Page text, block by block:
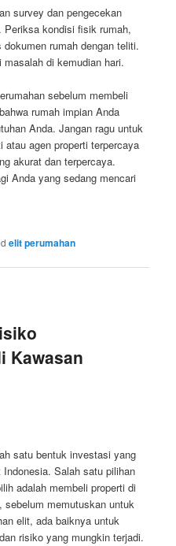
survey dan pengecekan
Periksa kondisi fisik rumah,
rumah dengan teliti.
di kemudian hari.
sebelum membeli
rumah impian Anda
Anda. Jangan ragu untuk
atau agen properti terpercaya
akurat dan terpercaya.
Anda yang sedang mencari
elit perumahan
Kawasan
satu bentuk investasi yang
Salah satu pilihan
adalah membeli properti di
sebelum memutuskan untuk
elit, ada baiknya untuk
risiko yang mungkin terjadi.